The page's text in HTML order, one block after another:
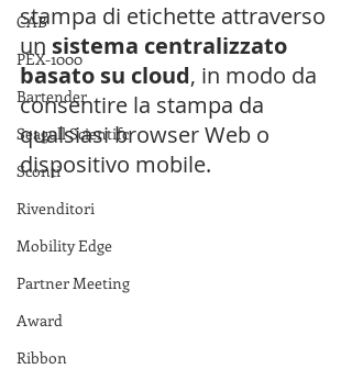
CAB
PEX-1000
Bartender
Seagull Scientifc
Sconti
Rivenditori
Mobility Edge
Partner Meeting
Award
Ribbon
stampa di etichette attraverso
un sistema centralizzato
basato su cloud, in modo da
consentire la stampa da
qualsiasi browser Web o
dispositivo mobile.